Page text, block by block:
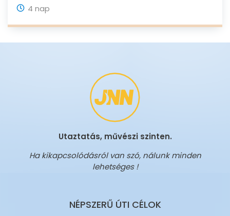
4 nap
Utaztatás, művészi szinten.
Ha kikapcsolódásról van szó, nálunk minden
lehetséges !
NÉPSZERŰ ÚTI CÉLOK